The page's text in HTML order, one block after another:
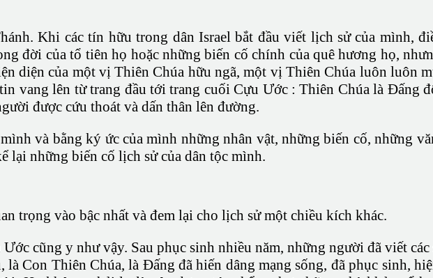
Khi các tín hữu trong dân Israel bắt đầu viết lịch sử của mình,
đời của tổ tiên họ hoặc những biến cố chính của quê hương họ,
diện của một vị Thiên Chúa hữu ngã, một vị Thiên Chúa luôn luôn
vang lên từ trang đầu tới trang cuối Cựu Ước : Thiên Chúa là Đấng
được cứu thoát và dấn thân lên đường.
và bằng ký ức của mình những nhân vật, những biến cố, những
lại những biến cố lịch sử của dân tộc mình.
trọng vào bậc nhất và đem lại cho lịch sử một chiều kích khác.
cũng y như vậy. Sau phục sinh nhiều năm, những người đã viết
Con Thiên Chúa, là Đấng đã hiến dâng mạng sống, đã phục sinh,